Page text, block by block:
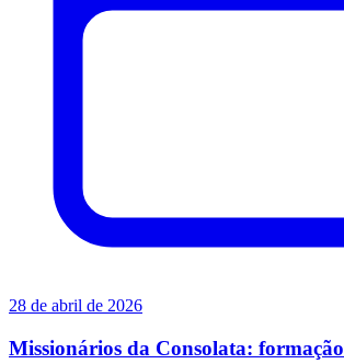
28 de abril de 2026
Missionários da Consolata: